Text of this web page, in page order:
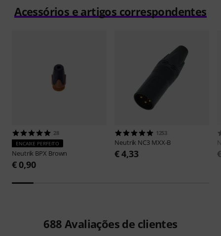
Acessórios e artigos correspondentes
28
ENCAIXE PERFEITO
Neutrik BPX Brown
€ 0,90
1253
Neutrik NC3 MXX-B
€ 4,33
688 Avaliações de clientes